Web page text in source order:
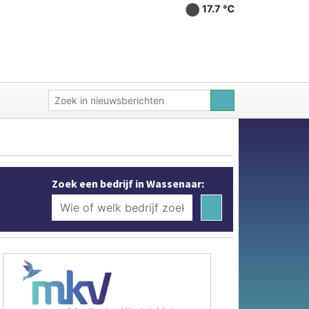
17.7 ℃
Zoek een bedrijf in Wassenaar: